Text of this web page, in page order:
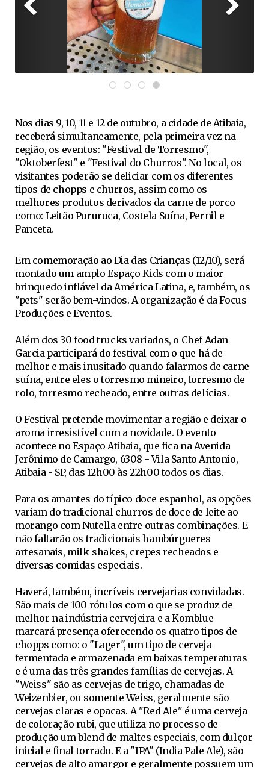
Nos dias 9, 10, 11 e 12 de outubro, a cidade de Atibaia,
receberá simultaneamente, pela primeira vez na
região, os eventos: "Festival de Torresmo",
"Oktoberfest" e "Festival do Churros". No local, os
visitantes poderão se deliciar com os diferentes
tipos de chopps e churros, assim como os
melhores produtos derivados da carne de porco
como: Leitão Pururuca, Costela Suína, Pernil e
Panceta.
Em comemoração ao Dia das Crianças (12/10), será
montado um amplo Espaço Kids com o maior
brinquedo inflável da América Latina, e, também, os
"pets" serão bem-vindos. A organização é da Focus
Produções e Eventos.
Além dos 30 food trucks variados, o Chef Adan
Garcia participará do festival com o que há de
melhor e mais inusitado quando falarmos de carne
suína, entre eles o torresmo mineiro, torresmo de
rolo, torresmo recheado, entre outras delícias.
O Festival pretende movimentar a região e deixar o
aroma irresistível com a novidade. O evento
acontece no Espaço Atibaia, que fica na Avenida
Jerônimo de Camargo, 6308 - Vila Santo Antonio,
Atibaia - SP, das 12h00 às 22h00 todos os dias.
Para os amantes do típico doce espanhol, as opções
variam do tradicional churros de doce de leite ao
morango com Nutella entre outras combinações. E
não faltarão os tradicionais hambúrgueres
artesanais, milk-shakes, crepes recheados e
diversas comidas especiais.
Haverá, também, incríveis cervejarias convidadas.
São mais de 100 rótulos com o que se produz de
melhor na indústria cervejeira e a Komblue
marcará presença oferecendo os quatro tipos de
chopps como: o "Lager", um tipo de cerveja
fermentada e armazenada em baixas temperaturas
e é uma das três grandes famílias de cervejas. A
"Weiss" são as cervejas de trigo, chamadas de
Weizenbier, ou somente Weiss, geralmente são
cervejas claras e opacas. A "Red Ale" é uma cerveja
de coloração rubi, que utiliza no processo de
produção um blend de maltes especiais, com dulçor
inicial e final torrado. E a "IPA" (India Pale Ale), são
cervejas de alto amargor e geralmente possuem um